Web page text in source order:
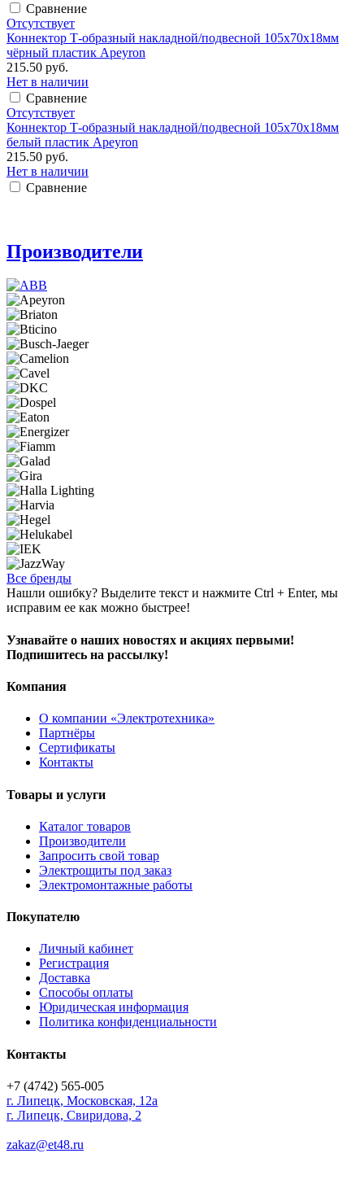
Сравнение
Отсутствует
Коннектор Т-образный накладной/подвесной 105х70х18мм
чёрный пластик Apeyron
215.50 руб.
Нет в наличии
Сравнение
Отсутствует
Коннектор Т-образный накладной/подвесной 105х70х18мм
белый пластик Apeyron
215.50 руб.
Нет в наличии
Сравнение
Производители
Все бренды
Нашли ошибку? Выделите текст и нажмите Ctrl + Enter, мы
исправим ее как можно быстрее!
Узнавайте о наших новостях и акциях первыми!
Подпишитесь на рассылку!
Компания
О компании «Электротехника»
Партнёры
Сертификаты
Контакты
Товары и услуги
Каталог товаров
Производители
Запросить свой товар
Электрощиты под заказ
Электромонтажные работы
Покупателю
Личный кабинет
Регистрация
Доставка
Способы оплаты
Юридическая информация
Политика конфиденциальности
Контакты
+7 (4742) 565-005
г. Липецк, Московская, 12а
г. Липецк, Свиридова, 2
zakaz@et48.ru